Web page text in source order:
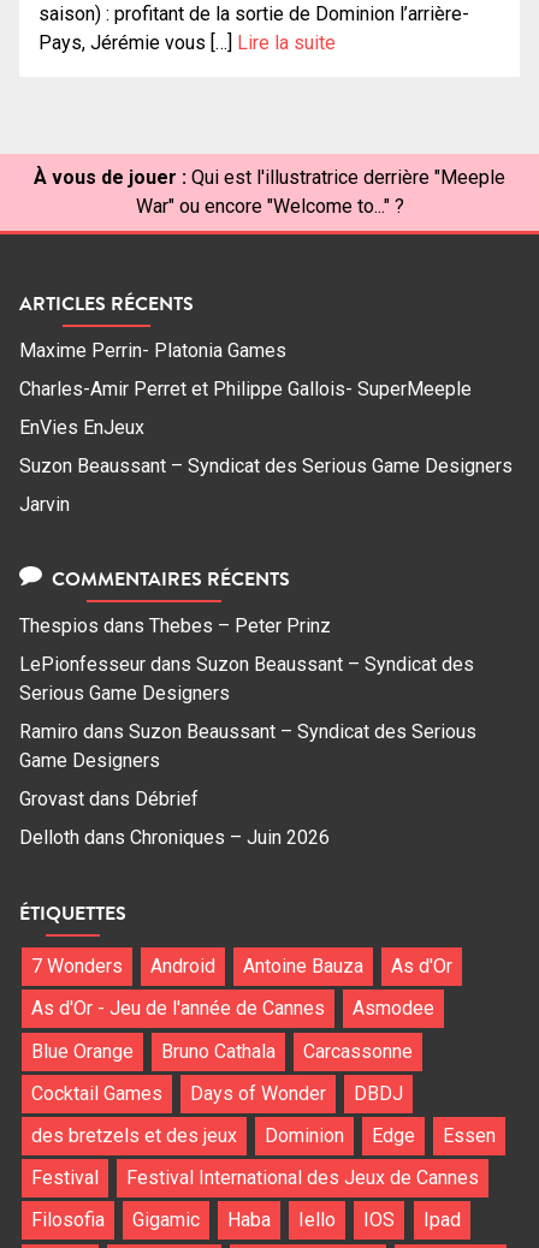
saison) : profitant de la sortie de Dominion l’arrière-
Pays, Jérémie vous […] Lire la suite
À vous de jouer : Qui est l'illustratrice derrière "Meeple
War" ou encore "Welcome to..." ?
ARTICLES RÉCENTS
Maxime Perrin- Platonia Games
Charles-Amir Perret et Philippe Gallois- SuperMeeple
EnVies EnJeux
Suzon Beaussant – Syndicat des Serious Game Designers
Jarvin
COMMENTAIRES RÉCENTS
Thespios dans Thebes – Peter Prinz
LePionfesseur dans Suzon Beaussant – Syndicat des
Serious Game Designers
Ramiro dans Suzon Beaussant – Syndicat des Serious
Game Designers
Grovast dans Débrief
Delloth dans Chroniques – Juin 2026
ÉTIQUETTES
7 Wonders Android Antoine Bauza
As d'Or
As d'Or - Jeu de l'année de Cannes
Asmodee
Blue Orange
Bruno Cathala
Carcassonne
Cocktail Games
Days of Wonder
DBDJ
des bretzels et des jeux
Dominion Edge
Essen
Festival
Festival International des Jeux de Cannes
Filosofia
Gigamic Haba Iello IOS Ipad